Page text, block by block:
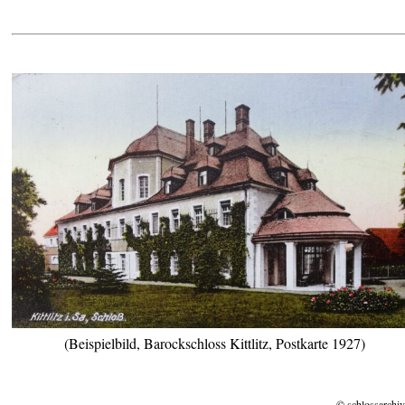
(Beispielbild, Barockschloss Kittlitz, Postkarte 1927)